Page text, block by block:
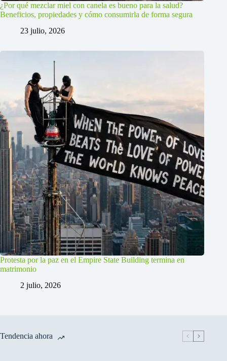
¿Por qué mezclar miel con canela es bueno para la salud?
Beneficios, propiedades y cómo consumirla de forma segura
23 julio, 2026
Protesta por la paz en el Empire State Building termina en
matrimonio
2 julio, 2026
Tendencia ahora